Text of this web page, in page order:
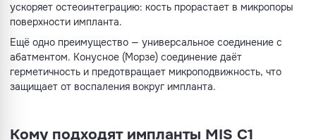
ускоряет остеоинтеграцию: кость прорастает в микропоры
поверхности импланта.
Ещё одно преимущество — универсальное соединение с
абатментом. Конусное (Морзе) соединение даёт
герметичность и предотвращает микроподвижность, что
защищает от воспаления вокруг импланта.
Кому подходят импланты MIS C1